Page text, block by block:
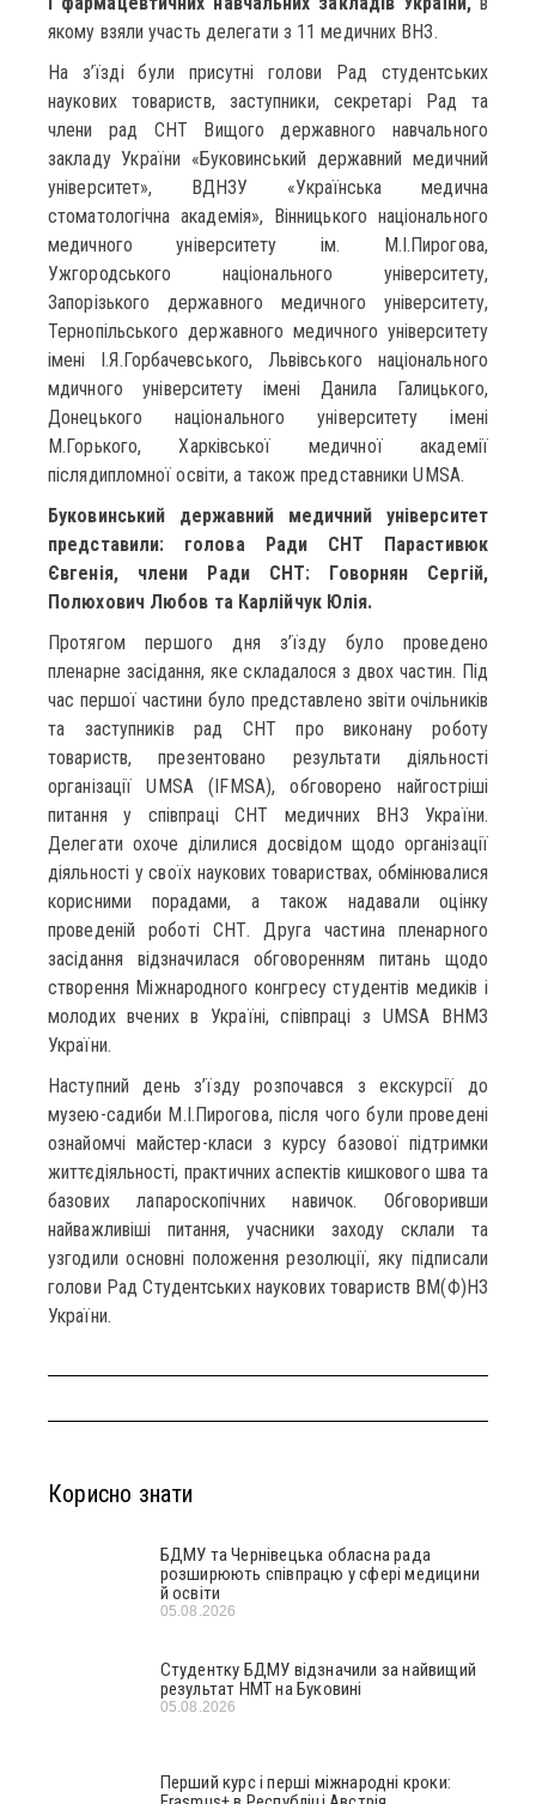
якому взяли участь делегати з 11 медичних ВНЗ.
На з’їзді були присутні голови Рад студентських
наукових товариств, заступники, секретарі Рад та
члени рад СНТ Вищого державного навчального
закладу України «Буковинський державний медичний
університет», ВДНЗУ «Українська медична
стоматологічна академія», Вінницького національного
медичного університету ім. М.І.Пирогова,
Ужгородського національного університету,
Запорізького державного медичного університету,
Тернопільського державного медичного університету
імені І.Я.Горбачевського, Львівського національного
мдичного університету імені Данила Галицького,
Донецького національного університету імені
М.Горького, Харківської медичної академії
післядипломної освіти, а також представники UMSA.
Буковинський державний медичний університет
представили: голова Ради СНТ Парастивюк
Євгенія, члени Ради СНТ: Говорнян Сергій,
Полюхович Любов та Карлійчук Юлія.
Протягом першого дня з’їзду було проведено
пленарне засідання, яке складалося з двох частин. Під
час першої частини було представлено звіти очільників
та заступників рад СНТ про виконану роботу
товариств, презентовано результати діяльності
організації UMSA (IFMSA), обговорено найгостріші
питання у співпраці СНТ медичних ВНЗ України.
Делегати охоче ділилися досвідом щодо організації
діяльності у своїх наукових товариствах, обмінювалися
корисними порадами, а також надавали оцінку
проведеній роботі СНТ. Друга частина пленарного
засідання відзначилася обговоренням питань щодо
створення Міжнародного конгресу студентів медиків і
молодих вчених в Україні, співпраці з UMSA ВНМЗ
України.
Наступний день з’їзду розпочався з екскурсії до
музею-садиби М.І.Пирогова, після чого були проведені
ознайомчі майстер-класи з курсу базової підтримки
життєдіяльності, практичних аспектів кишкового шва та
базових лапароскопічних навичок. Обговоривши
найважливіші питання, учасники заходу склали та
узгодили основні положення резолюції, яку підписали
голови Рад Студентських наукових товариств ВМ(Ф)НЗ
України.
Корисно знати
БДМУ та Чернівецька обласна рада
розширюють співпрацю у сфері медицини
й освіти
05.08.2026
Студентку БДМУ відзначили за найвищий
результат НМТ на Буковині
05.08.2026
Перший курс і перші міжнародні кроки: